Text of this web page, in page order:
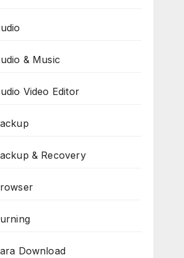
& Music
Video Editor
& Recovery
Download